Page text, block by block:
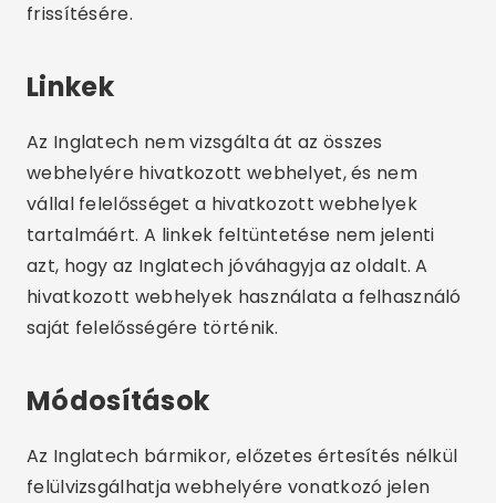
frissítésére.
Linkek
Az Inglatech nem vizsgálta át az összes
webhelyére hivatkozott webhelyet, és nem
vállal felelősséget a hivatkozott webhelyek
tartalmáért. A linkek feltüntetése nem jelenti
azt, hogy az Inglatech jóváhagyja az oldalt. A
hivatkozott webhelyek használata a felhasználó
saját felelősségére történik.
Módosítások
Az Inglatech bármikor, előzetes értesítés nélkül
felülvizsgálhatja webhelyére vonatkozó jelen